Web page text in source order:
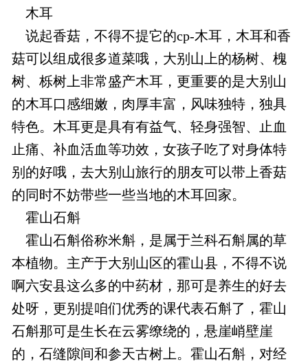
木耳
说起香菇，不得不提它的cp-木耳，木耳和香
菇可以组成很多道菜哦，大别山上的杨树、槐
树、栎树上非常盛产木耳，更重要的是大别山
的木耳口感细嫩，肉厚丰富，风味独特，独具
特色。木耳更是具有有益气、轻身强智、止血
止痛、补血活血等功效，女孩子吃了对身体特
别的好哦，去大别山旅行的朋友可以带上香菇
的同时不妨带些一些当地的木耳回家。
霍山石斛
霍山石斛俗称米斛，是属于兰科石斛属的草
本植物。主产于大别山区的霍山县，不得不说
啊六安县这么多的中药材，那可是养生的好去
处呀，更别提咱们优秀的课代表石斛了，霍山
石斛那可是生长在云雾缭绕的，悬崖峭壁崖
的，石缝隙间和参天古树上。霍山石斛，对经